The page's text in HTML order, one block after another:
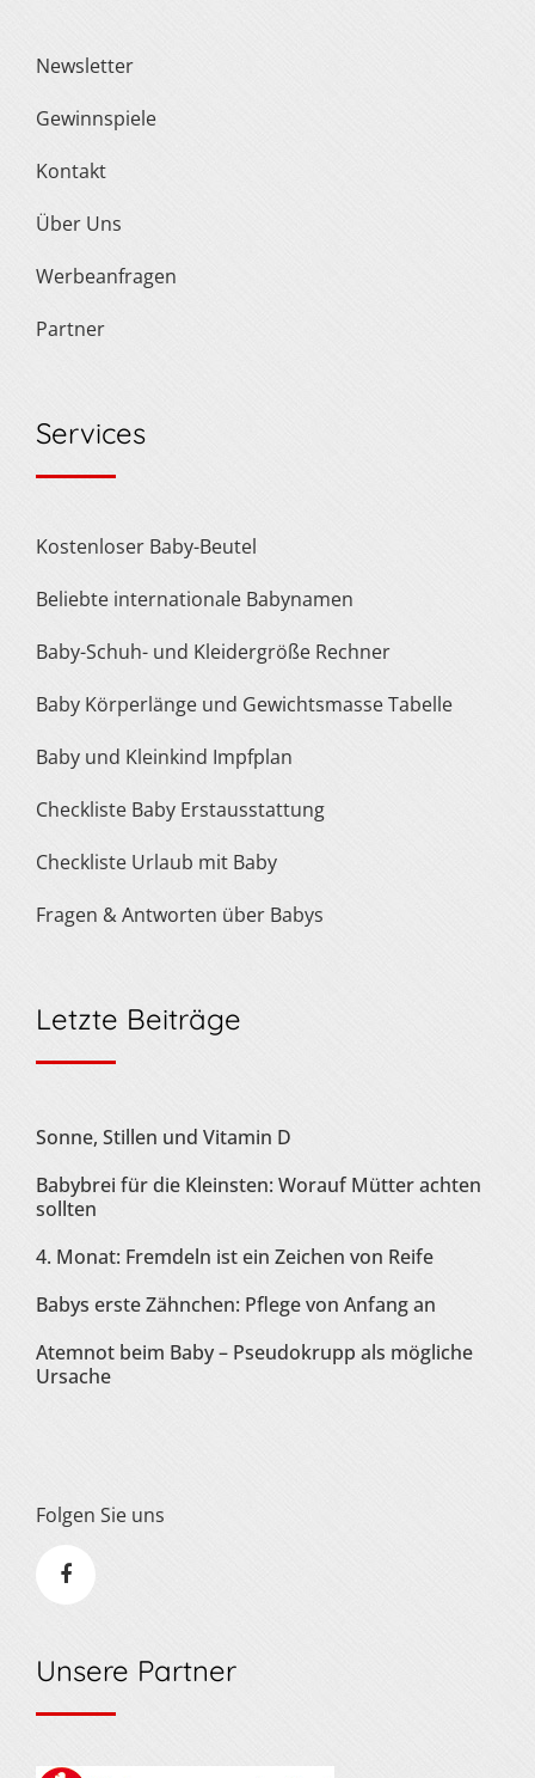
Newsletter
Gewinnspiele
Kontakt
Über Uns
Werbeanfragen
Partner
Services
Kostenloser Baby-Beutel
Beliebte internationale Babynamen
Baby-Schuh- und Kleidergröße Rechner
Baby Körperlänge und Gewichtsmasse Tabelle
Baby und Kleinkind Impfplan
Checkliste Baby Erstausstattung
Checkliste Urlaub mit Baby
Fragen & Antworten über Babys
Letzte Beiträge
Sonne, Stillen und Vitamin D
Babybrei für die Kleinsten: Worauf Mütter achten
sollten
4. Monat: Fremdeln ist ein Zeichen von Reife
Babys erste Zähnchen: Pflege von Anfang an
Atemnot beim Baby – Pseudokrupp als mögliche
Ursache
Folgen Sie uns
Unsere Partner